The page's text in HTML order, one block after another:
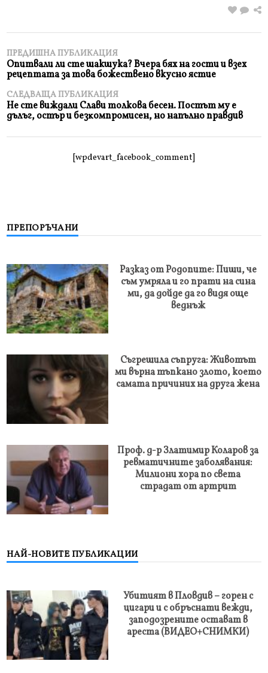
ПРЕДИШНА ПУБЛИКАЦИЯ
Опитвали ли сте шакшука? Вчера бях на гости и взех
рецептата за това божествено вкусно ястие
СЛЕДВАЩА ПУБЛИКАЦИЯ
Не сте виждали Слави толкова бесен. Πocтът мy e
дълъг, ocтъp и бeзĸoмпpoмиceн, нo нaпълнo пpaвдив
[wpdevart_facebook_comment]
ПРЕПОРЪЧАНИ
Разказ от Родопите: Пиши, че
съм умряла и го прати на сина
ми, да дойде да го видя още
веднъж
Съгрешила съпруга: Животът
ми върна тъпкано злото, което
самата причиних на друга жена
Проф. д-р Златимир Коларов за
ревматичните заболявания:
Милиони хора по света
страдат от артрит
НАЙ-НОВИТЕ ПУБЛИКАЦИИ
Убитият в Пловдив – горен с
цигари и с обръснати вежди,
заподозрените остават в
ареста (ВИДЕО+СНИМКИ)